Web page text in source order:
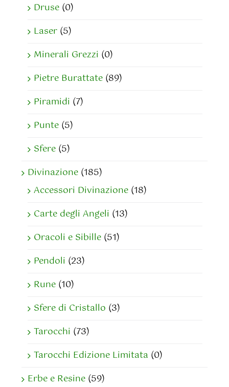
Druse (0)
Laser (5)
Minerali Grezzi (0)
Pietre Burattate (89)
Piramidi (7)
Punte (5)
Sfere (5)
Divinazione (185)
Accessori Divinazione (18)
Carte degli Angeli (13)
Oracoli e Sibille (51)
Pendoli (23)
Rune (10)
Sfere di Cristallo (3)
Tarocchi (73)
Tarocchi Edizione Limitata (0)
Erbe e Resine (59)